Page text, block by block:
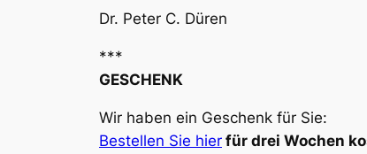
Dr. Peter C. Düren
***
GESCHENK
Wir haben ein Geschenk für Sie:
Bestellen Sie hier für drei Wochen